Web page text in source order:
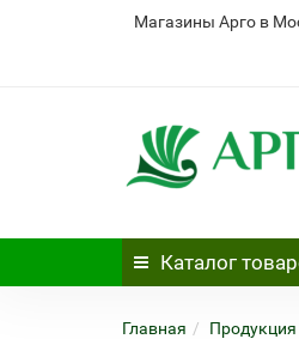
Магазины Арго в
Каталог
Главная